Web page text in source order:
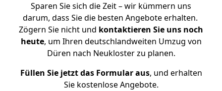
Sparen Sie sich die Zeit – wir kümmern uns
darum, dass Sie die besten Angebote erhalten.
Zögern Sie nicht und kontaktieren Sie uns noch
heute, um Ihren deutschlandweiten Umzug von
Düren nach Neukloster zu planen.
Füllen Sie jetzt das Formular aus, und erhalten
Sie kostenlose Angebote.